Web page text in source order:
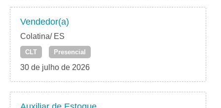
Vendedor(a)
Colatina/ ES
CLT Presencial
30 de julho de 2026